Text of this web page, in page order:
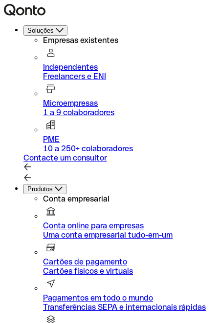
Soluções
Empresas existentes
Independentes
Freelancers e ENI
Microempresas
1 a 9 colaboradores
PME
10 a 250+ colaboradores
Contacte um consultor
Produtos
Conta empresarial
Conta online para empresas
Uma conta empresarial tudo-em-um
Cartões de pagamento
Cartões físicos e virtuais
Pagamentos em todo o mundo
Transferências SEPA e internacionais rápidas